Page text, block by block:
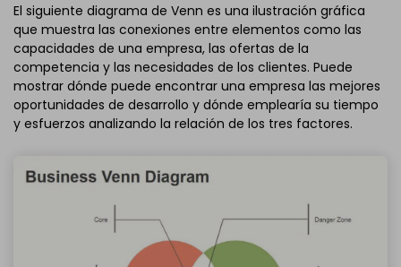
El siguiente diagrama de Venn es una ilustración gráfica
que muestra las conexiones entre elementos como las
capacidades de una empresa, las ofertas de la
competencia y las necesidades de los clientes. Puede
mostrar dónde puede encontrar una empresa las mejores
oportunidades de desarrollo y dónde emplearía su tiempo
y esfuerzos analizando la relación de los tres factores.